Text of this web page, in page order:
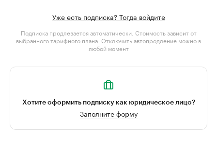
Уже есть подписка? Тогда войдите
Подписка продлевается автоматически. Стоимость зависит от
выбранного тарифного плана . Отключить автопродление можно в
любой момент
Хотите оформить подписку как юридическое лицо?
Заполните форму